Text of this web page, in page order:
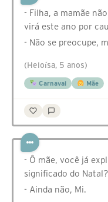
- Filha, a mamãe
virá este ano por
- Não se preocupe,
(Heloísa, 5 anos)
Carnaval Mãe
- Ô mãe, você já
significado do Natal?
- Ainda não, Mi.